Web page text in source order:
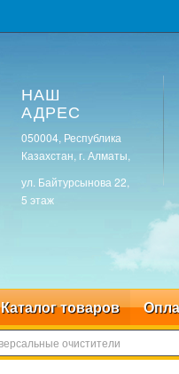
НАШ
АДРЕС
050004, Республика
Казахстан, г. Алматы,
ул. Байтурсынова 22,
5 этаж
Каталог товаров